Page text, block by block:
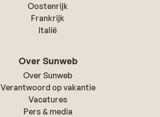
Oostenrijk
Frankrijk
Italië
Over Sunweb
Over Sunweb
Verantwoord op vakantie
Vacatures
Pers & media